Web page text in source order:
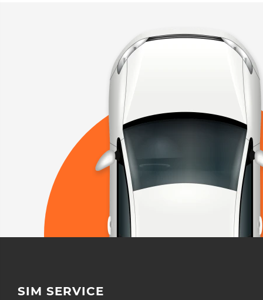
SIM SERVICE